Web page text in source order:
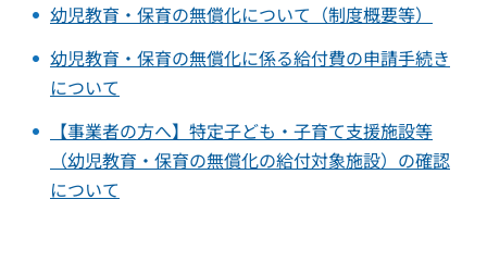
幼児教育・保育の無償化について（制度概要等）
幼児教育・保育の無償化に係る給付費の申請手続き
について
【事業者の方へ】特定子ども・子育て支援施設等
（幼児教育・保育の無償化の給付対象施設）の確認
について